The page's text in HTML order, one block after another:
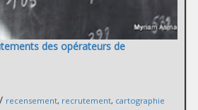
des opérateurs de
/ recensement, recrutement, cartographie